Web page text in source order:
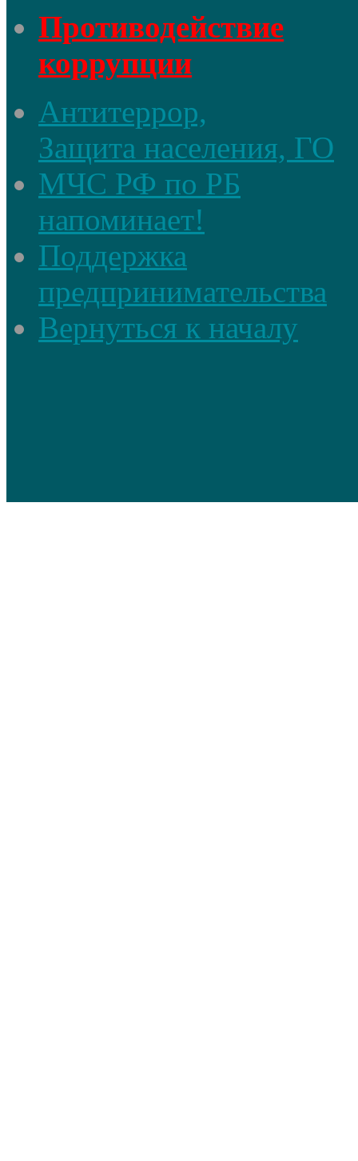
Противодействие
коррупции
Антитеррор,
Защита населения, ГО
МЧС РФ по РБ
напоминает!
Поддержка
предпринимательства
Вернуться к началу